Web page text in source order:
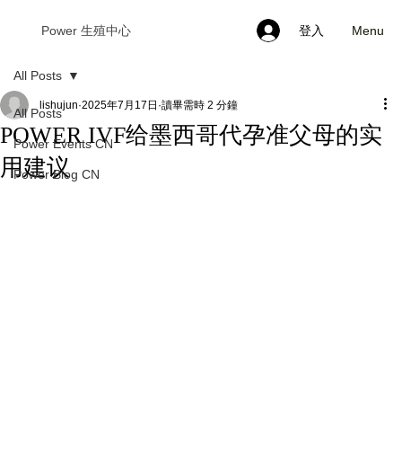
Power 生殖中心 登入 Menu
All Posts
Power Events CN
Power Blog CN
All Posts
POWER IVF给墨西哥代孕准父母的实
用建议
lishujun 2025年7月17日 讀畢需時 2 分鐘